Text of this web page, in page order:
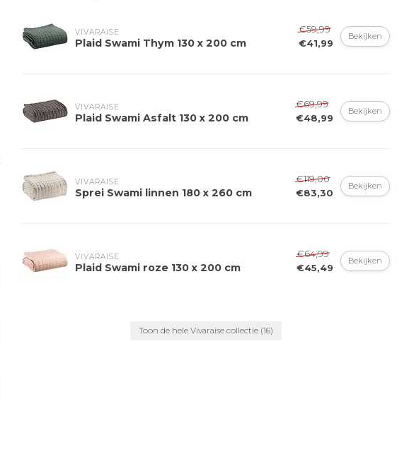
VIVARAISE
Plaid Swami Thym 130 x 200 cm
€59,99
€41,99
Bekijken
VIVARAISE
Plaid Swami Asfalt 130 x 200 cm
€69,99
€48,99
Bekijken
VIVARAISE
Sprei Swami linnen 180 x 260 cm
€119,00
€83,30
Bekijken
VIVARAISE
Plaid Swami roze 130 x 200 cm
€64,99
€45,49
Bekijken
Toon de hele Vivaraise collectie (16)